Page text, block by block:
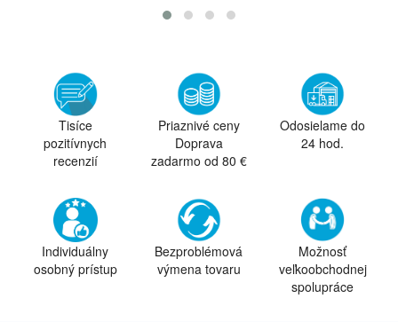
Tisíce
pozitívnych
recenzií
Priaznivé ceny
Doprava
zadarmo od 80 €
Odosielame do
24 hod.
Individuálny
osobný prístup
Bezproblémová
výmena tovaru
Možnosť
veľkoobchodnej
spolupráce